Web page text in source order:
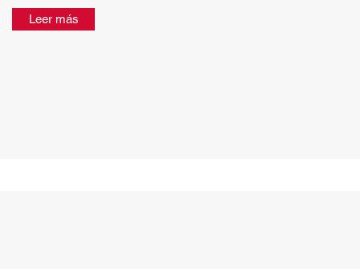
Leer más